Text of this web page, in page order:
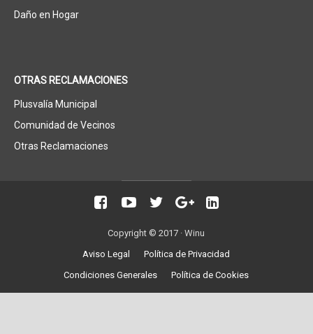
Daño en Hogar
OTRAS RECLAMACIONES
Plusvalía Municipal
Comunidad de Vecinos
Otras Reclamaciones
Copyright © 2017 ·Winu
Aviso Legal
Política de Privacidad
Condiciones Generales
Política de Cookies